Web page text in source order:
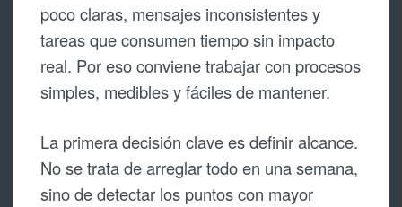
poco claras, mensajes inconsistentes y
tareas que consumen tiempo sin impacto
real. Por eso conviene trabajar con procesos
simples, medibles y fáciles de mantener.
La primera decisión clave es definir alcance.
No se trata de arreglar todo en una semana,
sino de detectar los puntos con mayor